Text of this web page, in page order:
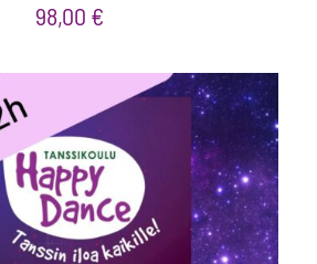
98,00 €